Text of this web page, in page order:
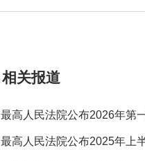
相关报道
最高人民法院公布2026年第
最高人民法院公布2025年上